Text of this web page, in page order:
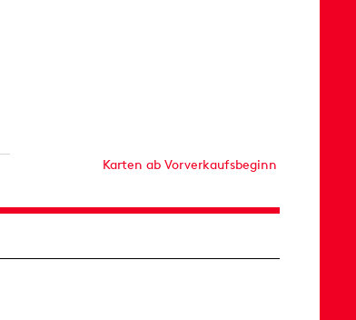
Karten ab Vorverkaufsbeginn